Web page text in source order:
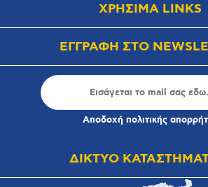
ΧΡΗΣΙΜΑ LINKS
ΕΓΓΡΑΦΗ ΣΤΟ
Αποδοχή πολιτικής
ΔΙΚΤΥΟ